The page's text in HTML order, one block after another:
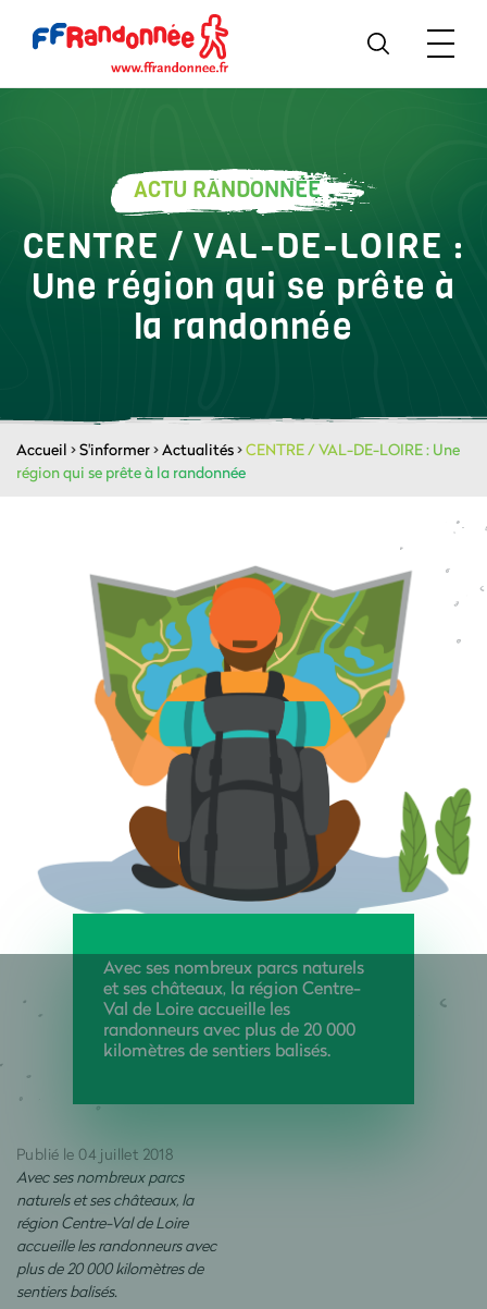
ACTU RANDONNÉE
CENTRE / VAL-DE-LOIRE :
Une région qui se prête à
la randonnée
Accueil >S'informer>Actualités>CENTRE / VAL-DE-LOIRE : Une
région qui se prête à la randonnée
Avec ses nombreux parcs naturels
et ses châteaux, la région Centre-
Val de Loire accueille les
randonneurs avec plus de 20 000
kilomètres de sentiers balisés.
Publié le 04 juillet 2018
Avec ses nombreux parcs
naturels et ses châteaux, la
région Centre-Val de Loire
accueille les randonneurs avec
plus de 20 000 kilomètres de
sentiers balisés.